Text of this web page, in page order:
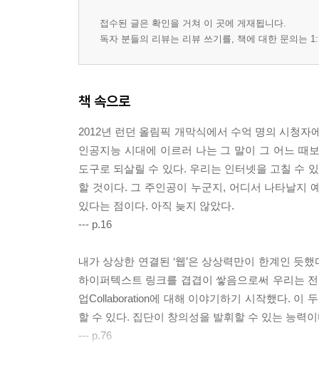
접수된 글은 확인을 거쳐 이 곳에 게재됩니다.
독자 분들의 리뷰는 리뷰 쓰기를, 책에 대한 문의는
책 속으로
2012년 런던 올림픽 개막식에서 수억 명의 시청자
인공지능 시대에 이르러 나는 그 말이 그 어느 때
도구로 되살릴 수 있다. 우리는 인터넷을 고칠 수
할 것이다. 그 주인공이 누군지, 어디서 나타날지
있다는 점이다. 아직 늦지 않았다.
--- p.16
내가 상상한 연결된 ‘웹’은 상상력만이 한계인 듯
하이퍼텍스트 링크를 겹겹이 쌓음으로써 우리는
업Collaboration에 대해 이야기하기 시작했다. 이
할 수 있다. 집단이 창의성을 발휘할 수 있는 능력
--- p.76